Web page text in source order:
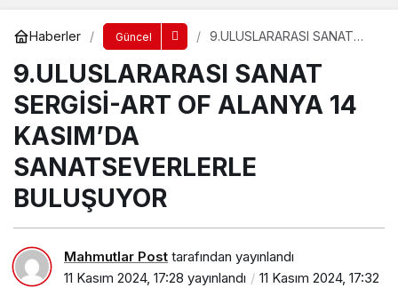
Haberler Güncel
9.ULUSLARARASI SANAT
KASIM’DA
SANATSEVERLERLE
BULUŞUYOR
9.ULUSLARARASI SANAT
SERGİSİ-ART OF ALANYA 14
KASIM’DA
SANATSEVERLERLE
BULUŞUYOR
Mahmutlar Post tarafından yayınlandı
11 Kasım 2024, 17:28 yayınlandı
11 Kasım 2024, 17:32